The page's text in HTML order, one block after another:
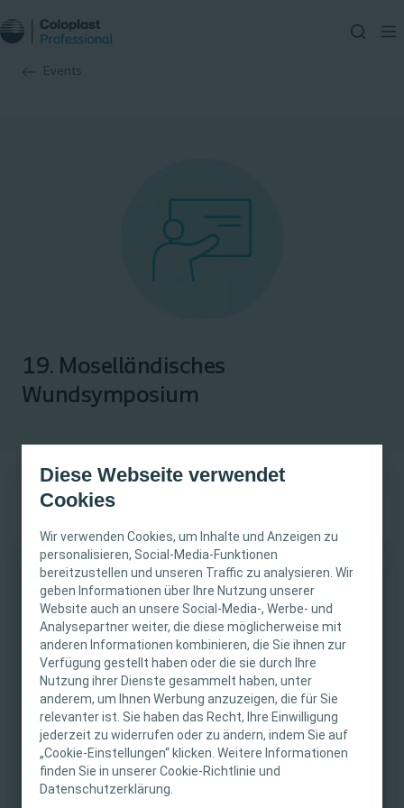
Diese Webseite verwendet
Cookies
Wir verwenden Cookies, um Inhalte und Anzeigen zu
personalisieren, Social-Media-Funktionen
bereitzustellen und unseren Traffic zu analysieren. Wir
geben Informationen über Ihre Nutzung unserer
Website auch an unsere Social-Media-, Werbe- und
Analysepartner weiter, die diese möglicherweise mit
anderen Informationen kombinieren, die Sie ihnen zur
Verfügung gestellt haben oder die sie durch Ihre
Nutzung ihrer Dienste gesammelt haben, unter
anderem, um Ihnen Werbung anzuzeigen, die für Sie
relevanter ist. Sie haben das Recht, Ihre Einwilligung
jederzeit zu widerrufen oder zu ändern, indem Sie auf
„Cookie-Einstellungen“ klicken. Weitere Informationen
finden Sie in unserer Cookie-Richtlinie und
Datenschutzerklärung.
Events
WICHTIGER HINWEIS
Diese Website richtet sich nur an medizinisches
Fachpersonal. Der Inhalt der Website ist für
fachliche Informations- und Fortbildungszwecke
bestimmt. Coloplast bietet keinen individuellen
medizinischen Rat. Die Verantwortung für die
individuelle Patientenversorgung liegt beim
medizinischen Fachpersonal. Detaillierte
Produktinformationen zu den vorgestellten
Produkten, einschließlich Anwendungshinweise,
19. Moselländisches
Wundsymposium
8. April 2025
08.04.2025: 08:45–
17:00 Uhr
Baldenauhalle,
Jahnstraße 5, 54497
Morbach/Hunsrück
Wundversorgung
Präsenz-Veranstaltung
8 ICW Punkte